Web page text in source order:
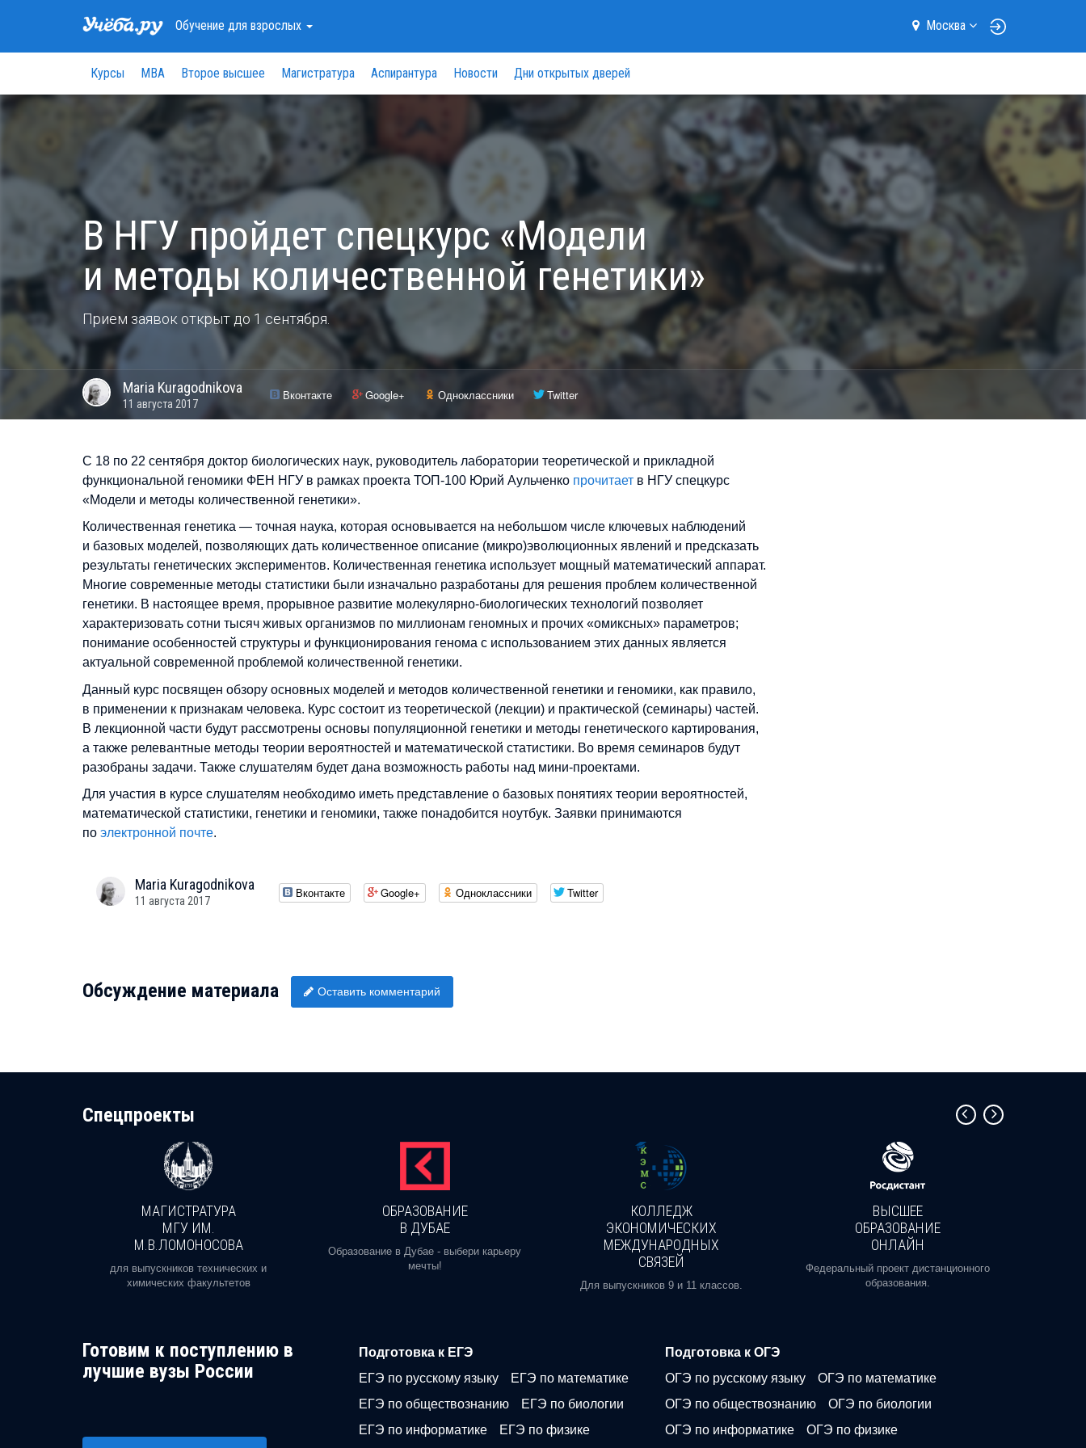
Обучениедля взрослых Москва
Курсы МВА Второе высшее Магистратура Аспирантура Новости Дни открытых дверей
В НГУ пройдет спецкурс «Модели
и методы количественной генетики»
Прием заявок открыт до 1 сентября.
Maria Kuragodnikova
11 августа 2017
Вконтакте Google+ Одноклассники Twitter
С 18 по 22 сентября доктор биологических наук, руководитель лаборатории теоретической и прикладной
функциональной геномики ФЕН НГУ в рамках проекта ТОП-100 Юрий Аульченко прочитает в НГУ спецкурс
«Модели и методы количественной генетики».
Количественная генетика — точная наука, которая основывается на небольшом числе ключевых наблюдений
и базовых моделей, позволяющих дать количественное описание (микро)эволюционных явлений и предсказать
результаты генетических экспериментов. Количественная генетика использует мощный математический аппарат.
Многие современные методы статистики были изначально разработаны для решения проблем количественной
генетики. В настоящее время, прорывное развитие молекулярно-биологических технологий позволяет
характеризовать сотни тысяч живых организмов по миллионам геномных и прочих «омиксных» параметров;
понимание особенностей структуры и функционирования генома с использованием этих данных является
актуальной современной проблемой количественной генетики.
Данный курс посвящен обзору основных моделей и методов количественной генетики и геномики, как правило,
в применении к признакам человека. Курс состоит из теоретической (лекции) и практической (семинары) частей.
В лекционной части будут рассмотрены основы популяционной генетики и методы генетического картирования,
а также релевантные методы теории вероятностей и математической статистики. Во время семинаров будут
разобраны задачи. Также слушателям будет дана возможность работы над мини-проектами.
Для участия в курсе слушателям необходимо иметь представление о базовых понятиях теории вероятностей,
математической статистики, генетики и геномики, также понадобится ноутбук. Заявки принимаются
по электронной почте.
Maria Kuragodnikova
11 августа 2017
Вконтакте Google+ Одноклассники Twitter
Обсуждение материала Оставить комментарий
Cпецпроекты
МАГИСТРАТУРА
МГУ ИМ.
М.В.ЛОМОНОСОВА
для выпускников технических и
химических факультетов
ОБРАЗОВАНИЕ
В ДУБАЕ
Образование в Дубае - выбери карьеру
мечты!
КОЛЛЕДЖ
ЭКОНОМИЧЕСКИХ
МЕЖДУНАРОДНЫХ
СВЯЗЕЙ
Для выпускников 9 и 11 классов.
ВЫСШЕЕ
ОБРАЗОВАНИЕ
ОНЛАЙН
Федеральный проект дистанционного
образования.
Готовим к поступлению в
лучшие вузы России
Подготовка к ЕГЭ
ЕГЭ по русскому языку
ЕГЭ по математике
ЕГЭ по обществознанию
ЕГЭ по биологии
ЕГЭ по информатике
ЕГЭ по физике
Подготовка к ОГЭ
ОГЭ по русскому языку
ОГЭ по математике
ОГЭ по обществознанию
ОГЭ по биологии
ОГЭ по информатике
ОГЭ по физике